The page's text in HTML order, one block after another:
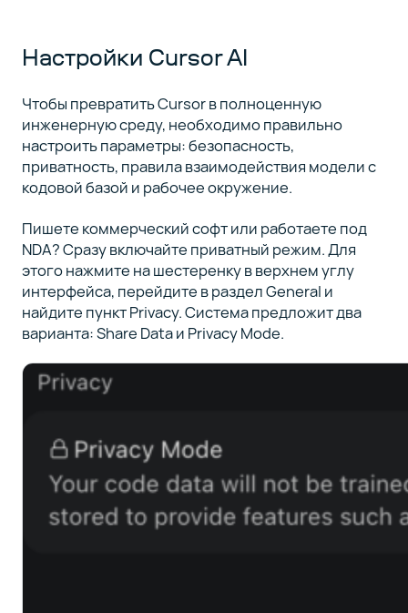
Настройки Cursor AI
Чтобы превратить Cursor в полноценную
инженерную среду, необходимо правильно
настроить параметры: безопасность,
приватность, правила взаимодействия модели с
кодовой базой и рабочее окружение.
Пишете коммерческий софт или работаете под
NDA? Сразу включайте приватный режим. Для
этого нажмите на шестеренку в верхнем углу
интерфейса, перейдите в раздел General и
найдите пункт Privacy. Система предложит два
варианта: Share Data и Privacy Mode.